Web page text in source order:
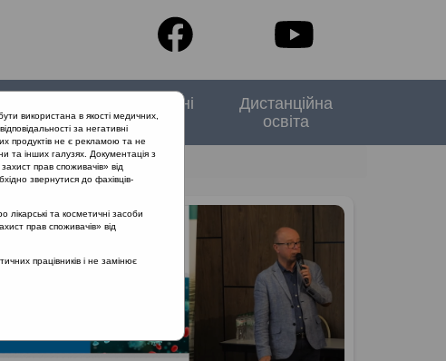
Спеціальні
випуски
Дистанційна
освіта
використана в якості медичних,
за негативні
продуктів не є рекламою та не
та інших галузях. Документація з
прав споживачів» від
звернутися до фахівців-
та косметичні засоби
прав споживачів» від
працівників і не замінює